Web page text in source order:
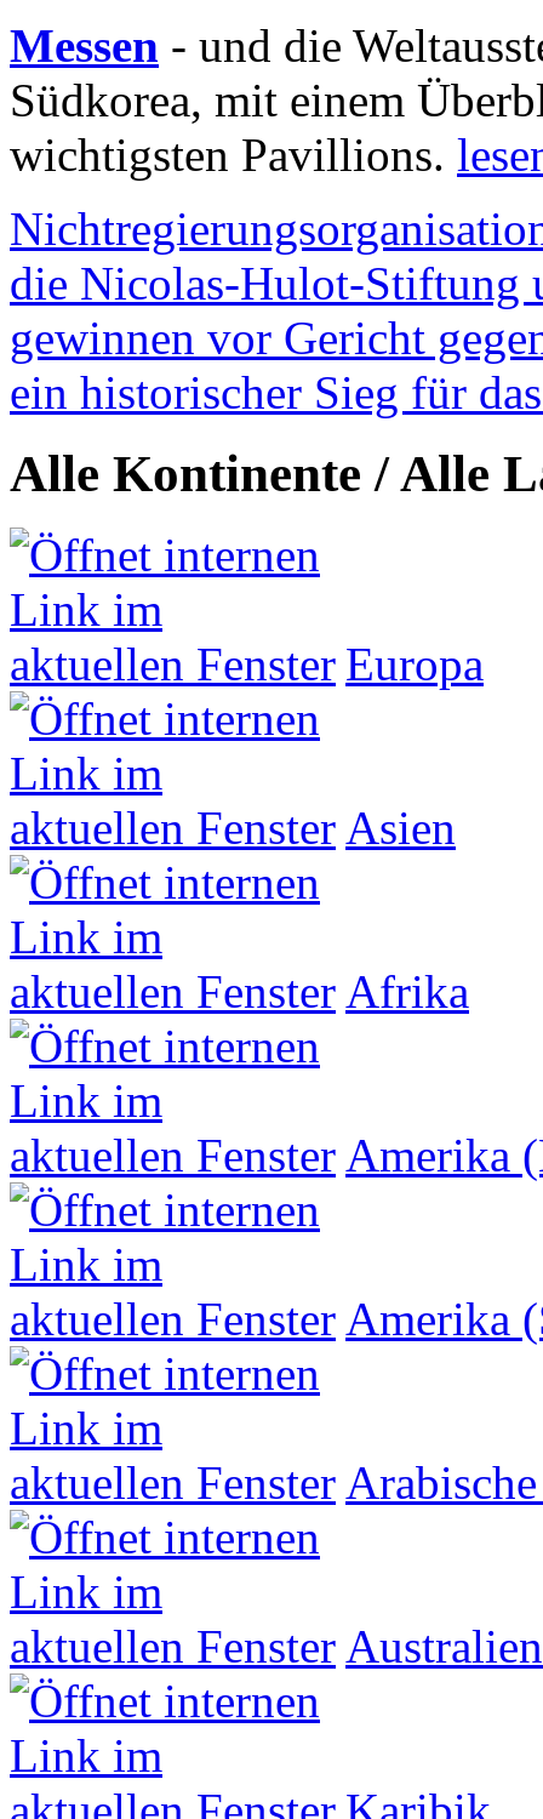
Messen - und die
Südkorea, mit einem
wichtigsten Pavillions.
die Nicolas-Hulot-Stiftung
gewinnen vor Gericht
ein historischer Sieg für
Alle Kontinente / Alle
Europa
Asien
Afrika
Amerika
Amerika
Australien